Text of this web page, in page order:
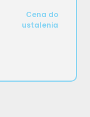
Cena do
ustalenia